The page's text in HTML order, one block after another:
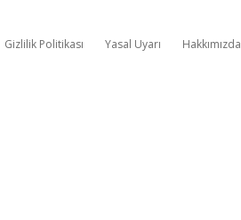
Gizlilik Politikası Yasal Uyarı Hakkımızda